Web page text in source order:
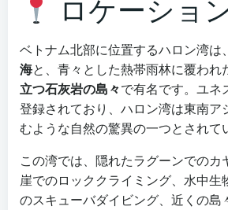
ロケーショ
ベトナム北部に位置するハロン湾は、
海と、青々とした熱帯雨林に覆われ
立つ石灰岩の島々で有名です。ユネ
登録されており、ハロン湾は東南ア
むような自然の驚異の一つとされて
この湾では、隠れたラグーンでのカ
崖でのロッククライミング、水中生
のスキューバダイビング、近くの島